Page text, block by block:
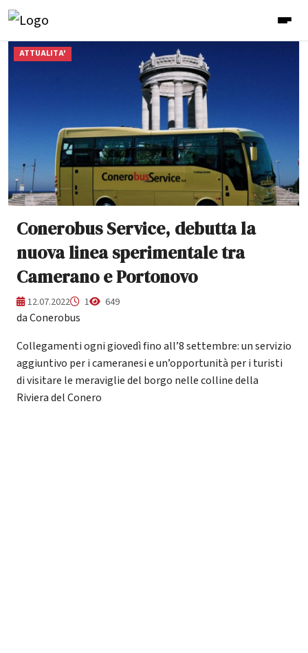
ATTUALITA'
Conerobus Service, debutta la
nuova linea sperimentale tra
Camerano e Portonovo
12.07.2022 1 649
da Conerobus
Collegamenti ogni giovedì fino all’8 settembre: un servizio
aggiuntivo per i cameranesi e un’opportunità per i turisti
di visitare le meraviglie del borgo nelle colline della
Riviera del Conero